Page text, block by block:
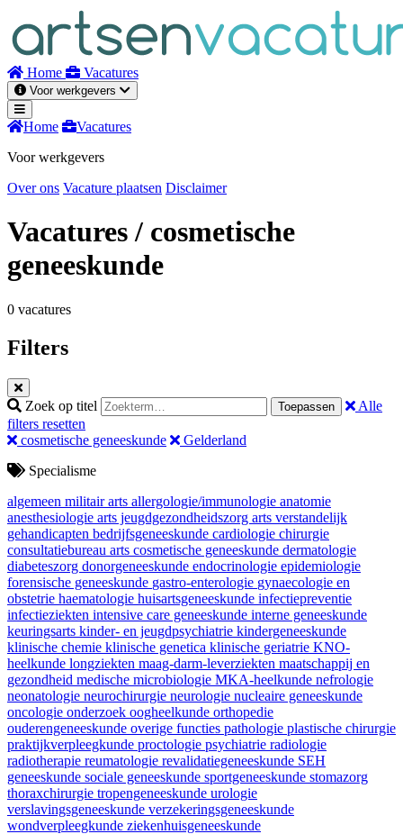
inhoud
Home Vacatures
Voor werkgevers
Home
Vacatures
Voor werkgevers
Over ons Vacature plaatsen Disclaimer
Vacatures/ cosmetische
geneeskunde
0 vacatures
Filters
Zoek op titel Toepassen
Alle
filters resetten
cosmetische geneeskunde
Gelderland
Specialisme
algemeen militair arts allergologie/immunologie anatomie
anesthesiologie arts jeugdgezondheidszorg arts verstandelijk
gehandicapten bedrijfsgeneeskunde cardiologie chirurgie
consultatiebureau arts cosmetische geneeskunde dermatologie
diabeteszorg donorgeneeskunde endocrinologie epidemiologie
forensische geneeskunde gastro-enterologie gynaecologie en
obstetrie haematologie huisartsgeneeskunde infectiepreventie
infectieziekten intensive care geneeskunde interne geneeskunde
keuringsarts kinder- en jeugdpsychiatrie kindergeneeskunde
klinische chemie klinische genetica klinische geriatrie KNO-
heelkunde longziekten maag-darm-leverziekten maatschappij en
gezondheid medische microbiologie MKA-heelkunde nefrologie
neonatologie neurochirurgie neurologie nucleaire geneeskunde
oncologie onderzoek oogheelkunde orthopedie
ouderengeneeskunde overige functies pathologie plastische chirurgie
praktijkverpleegkunde proctologie psychiatrie radiologie
radiotherapie reumatologie revalidatiegeneeskunde SEH
geneeskunde sociale geneeskunde sportgeneeskunde stomazorg
thoraxchirurgie tropengeneeskunde urologie
verslavingsgeneeskunde verzekeringsgeneeskunde
wondverpleegkunde ziekenhuisgeneeskunde